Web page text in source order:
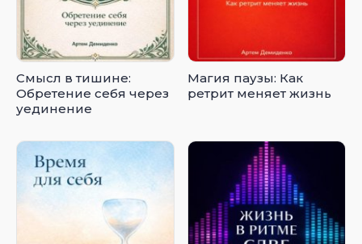
Смысл в тишине:
Обретение себя через
уединение
Магия паузы: Как
ретрит меняет жизнь